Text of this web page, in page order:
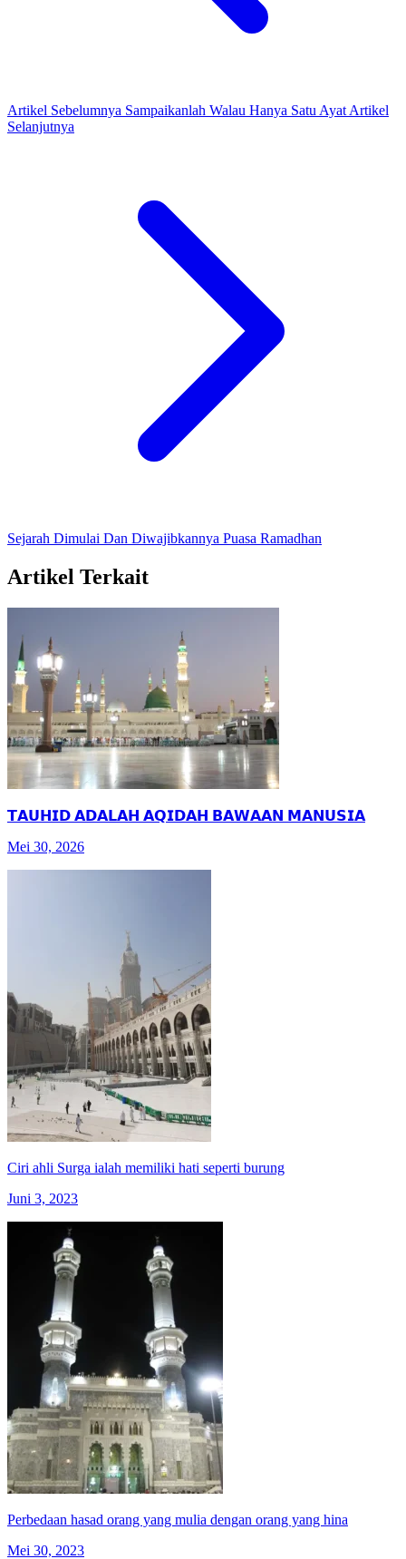
Artikel Sebelumnya Sampaikanlah Walau Hanya Satu Ayat Artikel
Selanjutnya
Sejarah Dimulai Dan Diwajibkannya Puasa Ramadhan
Artikel Terkait
𝗧𝗔𝗨𝗛𝗜𝗗 𝗔𝗗𝗔𝗟𝗔𝗛 𝗔𝗤𝗜𝗗𝗔𝗛 𝗕𝗔𝗪𝗔𝗔𝗡 𝗠𝗔𝗡𝗨𝗦𝗜𝗔
Mei 30, 2026
Ciri ahli Surga ialah memiliki hati seperti burung
Juni 3, 2023
Perbedaan hasad orang yang mulia dengan orang yang hina
Mei 30, 2023